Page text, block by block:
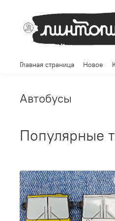
Главная страница Новое
Автобусы
Популярные